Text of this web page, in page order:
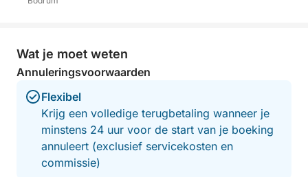
Wat je moet weten
Annuleringsvoorwaarden
Flexibel
Krijg een volledige terugbetaling wanneer je
minstens 24 uur voor de start van je boeking
annuleert (exclusief servicekosten en
commissie)